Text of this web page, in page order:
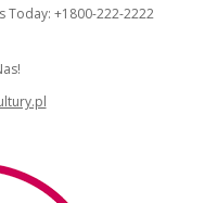
Today: +1800-222-2222